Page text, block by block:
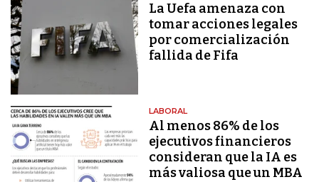
La Uefa amenaza con
tomar acciones legales
por comercialización
fallida de Fifa
LABORAL
Al menos 86% de los
ejecutivos financieros
consideran que la IA es
más valiosa que un MBA